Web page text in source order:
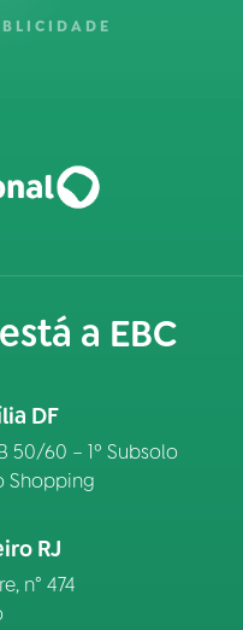
a EBC
DF
50/60 – 1º Subsolo
Shopping
RJ
n° 474